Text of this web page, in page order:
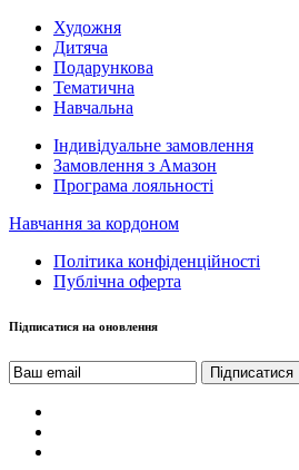
Художня
Дитяча
Подарункова
Тематична
Навчальна
Індивідуальне замовлення
Замовлення з Амазон
Програма лояльності
Навчання за кордоном
Політика конфіденційності
Публічна оферта
Підписатися на оновлення